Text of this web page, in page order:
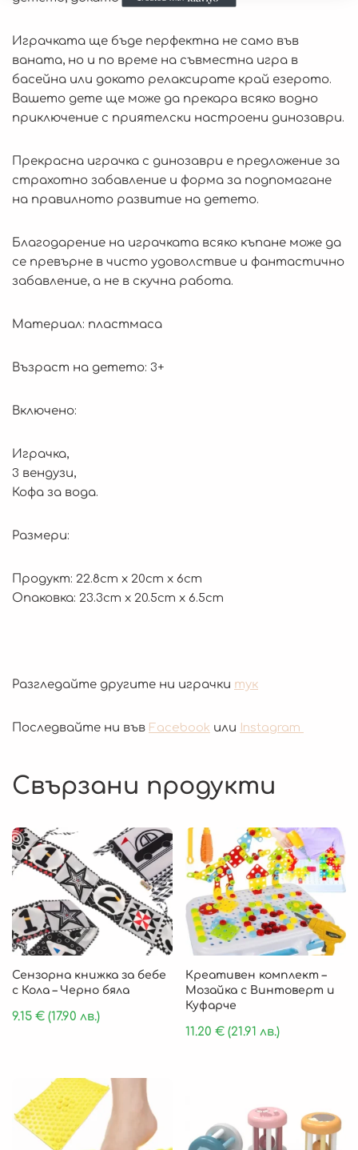
Играчката ще бъде перфектна не само във
ваната, но и по време на съвместна игра в
басейна или докато релаксирате край езерото.
Вашето дете ще може да прекара всяко водно
приключение с приятелски настроени динозаври.
Прекрасна играчка с динозаври е предложение за
страхотно забавление и форма за подпомагане
на правилното развитие на детето.
Благодарение на играчката всяко къпане може да
се превърне в чисто удоволствие и фантастично
забавление, а не в скучна работа.
Материал: пластмаса
Възраст на детето: 3+
Включено:
Играчка,
3 вендузи,
Кофа за вода.
Размери:
Продукт: 22.8cm x 20cm x 6cm
Опаковка: 23.3cm x 20.5cm x 6.5cm
Разгледайте другите ни играчки тук
Последвайте ни във Facebook или Instagram
Свързани продукти
Сензорна книжка за бебе
с Кола – Черно бяла
9.15 € (17.90 лв.)
Креативен комплект –
Мозайка с Винтоверт и
Куфарче
11.20€ (21.91 лв.)